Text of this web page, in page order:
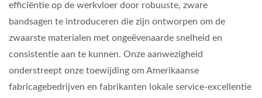
efficiëntie op de werkvloer door robuuste, zware
bandsagen te introduceren die zijn ontworpen om de
zwaarste materialen met ongeëvenaarde snelheid en
consistentie aan te kunnen. Onze aanwezigheid
onderstreept onze toewijding om Amerikaanse
fabricagebedrijven en fabrikanten lokale service-excellentie